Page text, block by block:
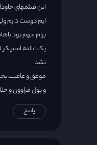
این فیلمهای
ایم دوست دارم
برام مهم بود
یک عالمه
نشد
موفق و عاقبت
و پول فراوون و
پاسخ